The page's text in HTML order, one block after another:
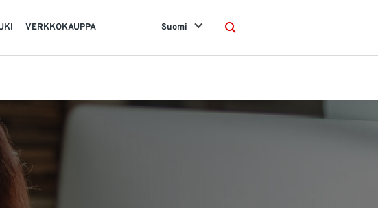
VERKKOKAUPPA Suomi
Search